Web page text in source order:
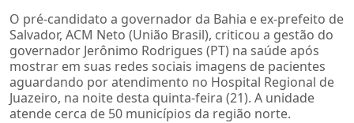
O pré-candidato a governador da Bahia e ex-prefeito de
Salvador, ACM Neto (União Brasil), criticou a gestão do
governador Jerônimo Rodrigues (PT) na saúde após
mostrar em suas redes sociais imagens de pacientes
aguardando por atendimento no Hospital Regional de
Juazeiro, na noite desta quinta-feira (21). A unidade
atende cerca de 50 municípios da região norte.